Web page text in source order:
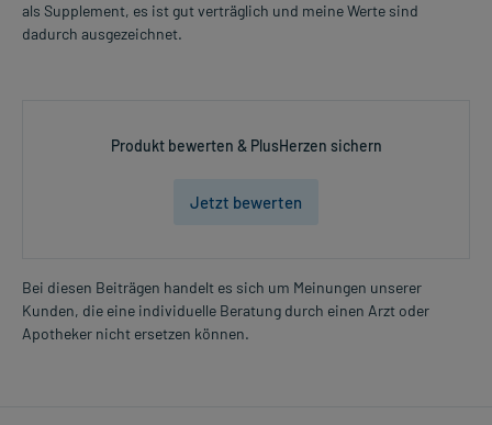
als Supplement, es ist gut verträglich und meine Werte sind
dadurch ausgezeichnet.
Produkt bewerten & PlusHerzen sichern
Jetzt bewerten
Bei diesen Beiträgen handelt es sich um Meinungen unserer
Kunden, die eine individuelle Beratung durch einen Arzt oder
Apotheker nicht ersetzen können.